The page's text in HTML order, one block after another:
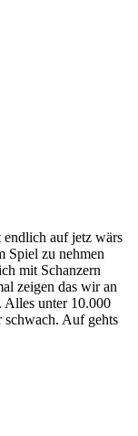
endlich auf jetz wärs
Spiel zu nehmen
mit Schanzern
zeigen das wir an
Alles unter 10.000
schwach. Auf gehts